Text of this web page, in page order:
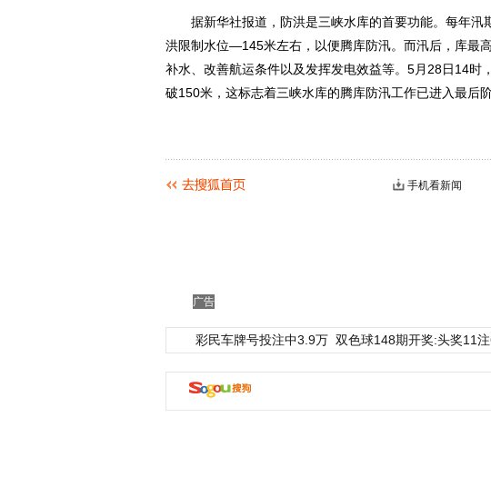
据新华社报道，防洪是三峡水库的首要功能。每年汛
洪限制水位—145米左右，以便腾库防汛。而汛后，库最
补水、改善航运条件以及发挥发电效益等。5月28日14时
破150米，这标志着三峡水库的腾库防汛工作已进入最后阶
手机看新闻
广告
彩民车牌号投注中3.9万 双色球148期开奖:头奖11